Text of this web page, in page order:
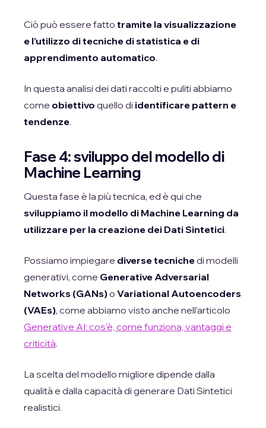
Ciò può essere fatto tramite la visualizzazione
e l’utilizzo di tecniche di statistica e di
apprendimento automatico.
In questa analisi dei dati raccolti e puliti abbiamo
come obiettivo quello di identificare pattern e
tendenze.
Fase 4: sviluppo del modello di
Machine Learning
Questa fase è la più tecnica, ed è qui che
sviluppiamo il modello di Machine Learning da
utilizzare per la creazione dei Dati Sintetici.
Possiamo impiegare diverse tecnichedi modelli
generativi, come Generative Adversarial
Networks (GANs)o Variational Autoencoders
(VAEs), come abbiamo visto anche nell’articolo
Generative AI: cos’è, come funziona, vantaggi e
criticità.
La scelta del modello migliore dipende dalla
qualità e dalla capacità di generare Dati Sintetici
realistici.